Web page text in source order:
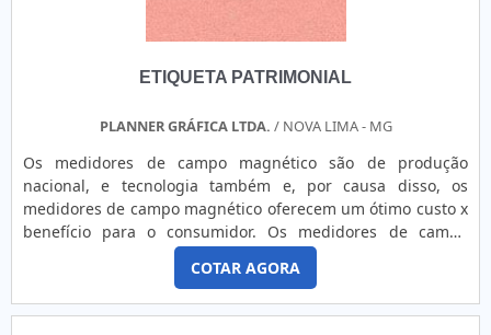
fácil de limpar, já que é atóxico, flexível e esterelizável.,
prejuízo futuros para os clientes.Se não bastasse tudo isso,
sucesso dos produtos com responsabilidade com a marca,
ao meio ambiente e produtos à pronta entrega.EMPRESA DE
SINALIZAÇÃO CORPORATIVA COM A MELHOR QUALIDADENa
Corimpress existe o que há de melhor em empresa de
sinalização do tipo corporativa. A empresa oferece opções
como painéis de policarbonato e lacas de identificação. Se
diferenciado dentro do segmento, a empresa consegue
também proporcionar um atendimento cuidadoso e que
ETIQUETA PATRIMONIAL
PLANNER GRÁFICA LTDA. / NOVA LIMA - MG
Os medidores de campo magnético são de produção
nacional, e tecnologia também e, por causa disso, os
medidores de campo magnético oferecem um ótimo custo x
benefício para o consumidor. Os medidores de campo
magnético ou Gaussmeter (ou simplesmente Gauss) é um
instrumento utilizado para medir a densidade do fluxo
magnético de vários tipos de ímãs ou produtos que
possuam ímãs em sua composição. Os medidores de campo
COTAR AGORA